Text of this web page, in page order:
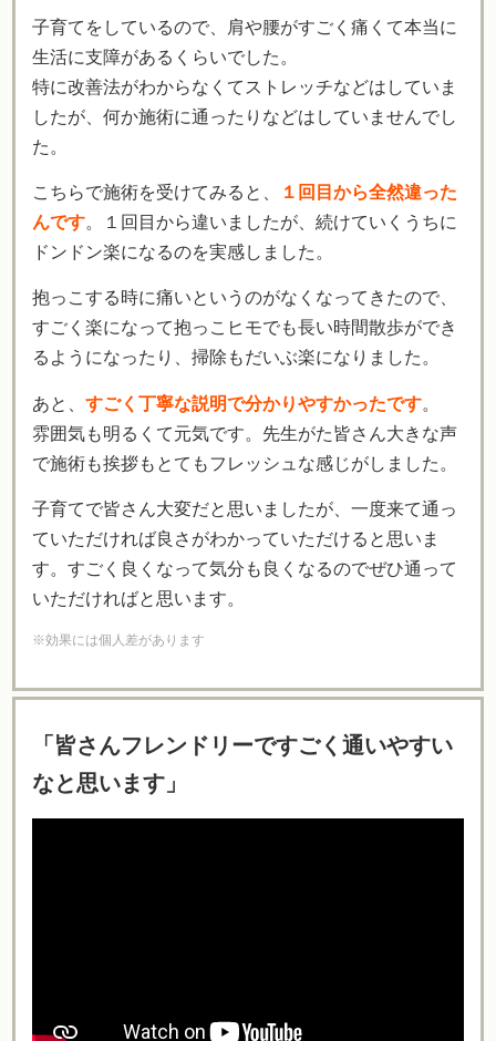
子育てをしているので、肩や腰がすごく痛くて本当に
生活に支障があるくらいでした。
特に改善法がわからなくてストレッチなどはしていま
したが、何か施術に通ったりなどはしていませんでし
た。
こちらで施術を受けてみると、
１回目から全然違った
んです。１回目から違いましたが、続けていくうちに
ドンドン楽になるのを実感しました。
抱っこする時に痛いというのがなくなってきたので、
すごく楽になって抱っこヒモでも長い時間散歩ができ
るようになったり、掃除もだいぶ楽になりました。
あと、 すごく丁寧な説明で分かりやすかったです。
雰囲気も明るくて元気です。先生がた皆さん大きな声
で施術も挨拶もとてもフレッシュな感じがしました。
子育てで皆さん大変だと思いましたが、一度来て通っ
ていただければ良さがわかっていただけると思いま
す。すごく良くなって気分も良くなるのでぜひ通って
いただければと思います。
※効果には個人差があります
「皆さんフレンドリーですごく通いやすい
なと思います」